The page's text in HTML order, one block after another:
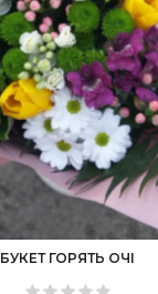
БУКЕТ ГОРЯТЬ ОЧІ